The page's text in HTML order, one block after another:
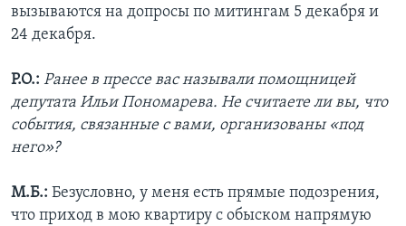
вызываются на допросы по митингам 5 декабря и
24 декабря.
Р.О.: Ранее в прессе вас называли помощницей
депутата Ильи Пономарева. Не считаете ли вы, что
события, связанные с вами, организованы «под
него»?
М.Б.: Безусловно, у меня есть прямые подозрения,
что приход в мою квартиру с обыском напрямую